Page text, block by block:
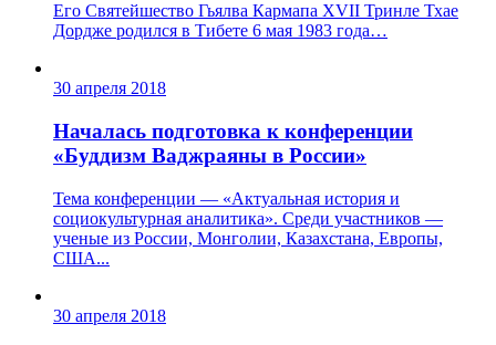
Его Святейшество Гьялва Кармапа ХVII Тринле Тхае
Дордже родился в Тибете 6 мая 1983 года…
30 апреля 2018
Началась подготовка к конференции
«Буддизм Ваджраяны в России»
Тема конференции — «Актуальная история и
социокультурная аналитика». Среди участников —
ученые из России, Монголии, Казахстана, Европы,
США...
30 апреля 2018